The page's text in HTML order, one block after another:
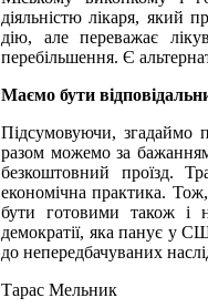
діяльністю лікаря, який
дію, але переважає
перебільшення. Є
Маємо бути
Підсумовуючи, згадаймо
разом можемо за
безкоштовний проїзд.
економічна практика.
бути готовими також і
демократії, яка панує у
до непередбачуваних
Тарас Мельник